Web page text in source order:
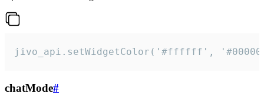
jivo_api.setWidgetColor('#ffffff',
chatMode#